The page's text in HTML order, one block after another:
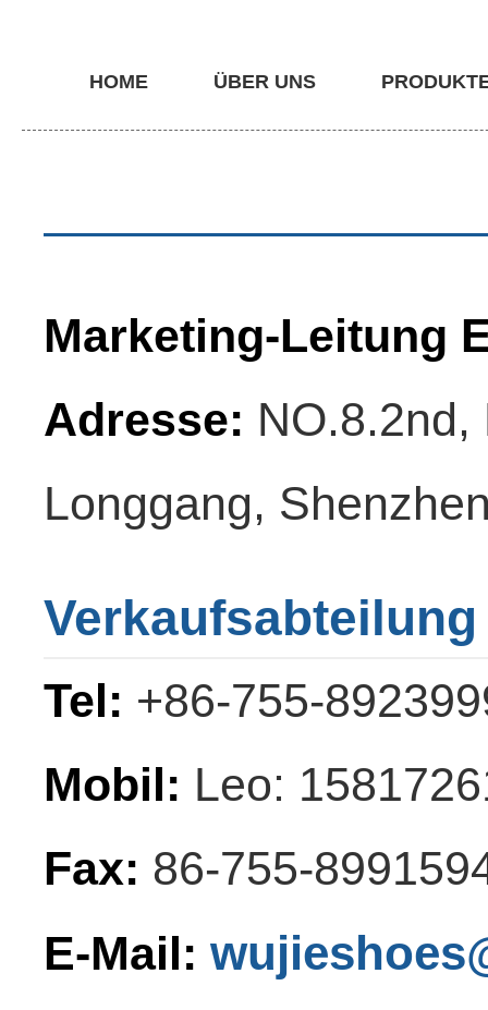
HOME ÜBER UNS
Marketing-Leitung
Adresse:
Longgang,
Verkaufsabteilung
Tel: +86-755-
Mobil: Leo:
Fax: 86-755-
E-Mail: